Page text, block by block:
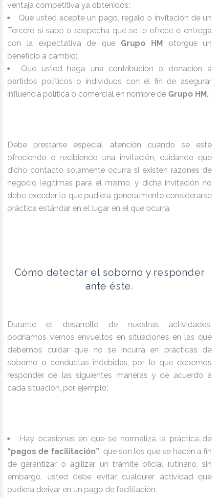
ventaja competitiva ya obtenidos;
Que usted acepte un pago, regalo o invitación de un
Tercero si sabe o sospecha que se le ofrece o entrega
con la expectativa de que Grupo HM
otorgue un
beneficio a cambio;
Que usted haga una contribución o donación a
partidos políticos o individuos con el fin de asegurar
influencia política o comercial en nombre de Grupo HM.
Debe prestarse especial atención cuando se esté
ofreciendo o recibiendo una invitación, cuidando que
dicho contacto solamente ocurra si existen razones de
negocio legítimas para el mismo, y dicha invitación no
debe exceder lo que pudiera generalmente considerarse
práctica estándar en el lugar en el que ocurra.
Cómo detectar el soborno y responder
ante éste.
Durante el desarrollo de nuestras actividades,
podríamos vernos envueltos en situaciones en las que
debemos cuidar que no se incurra en prácticas de
soborno o conductas indebidas, por lo que debemos
responder de las siguientes maneras y de acuerdo a
cada situación, por ejemplo:
Hay ocasiones en que se normaliza la práctica de
“pagos de facilitación”, que son los que se hacen a fin
de garantizar o agilizar un trámite oficial rutinario, sin
embargo, usted debe evitar cualquier actividad que
pudiera derivar en un pago de facilitación.